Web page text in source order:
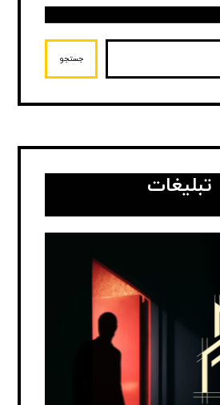
جستجو
تبلیغات